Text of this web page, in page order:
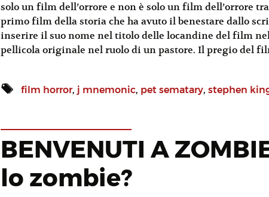
solo un film dell’orrore e non è solo un film dell’orrore
primo film della storia che ha avuto il benestare dallo
inserire il suo nome nel titolo delle locandine del film nel
pellicola originale nel ruolo di un pastore. Il pregio del
film horror, j mnemonic, pet sematary, stephen
BENVENUTI A
lo zombie?